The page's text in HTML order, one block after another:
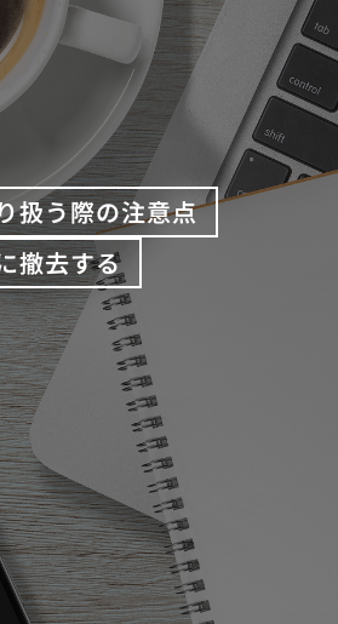
扱う際の注意点
撤去する